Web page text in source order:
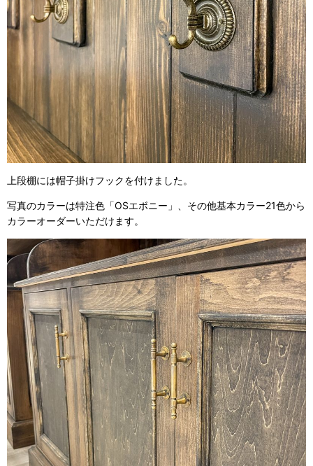
上段棚には帽子掛けフックを付けました。
写真のカラーは特注色「OSエボニー」、その他基本カラー21色から
カラーオーダーいただけます。